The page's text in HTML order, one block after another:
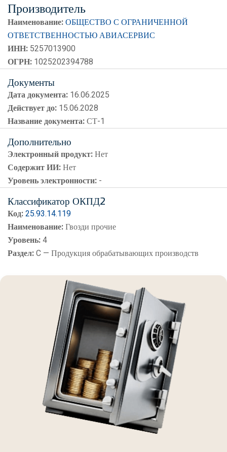
Производитель
Наименование:ОБЩЕСТВО С ОГРАНИЧЕННОЙ
ОТВЕТСТВЕННОСТЬЮ АВИАСЕРВИС
ИНН: 5257013900
ОГРН: 1025202394788
Документы
Дата документа: 16.06.2025
Действует до: 15.06.2028
Название документа:СТ-1
Дополнительно
Электронный продукт:Нет
Содержит ИИ:Нет
Уровень электронности: -
Классификатор ОКПД2
Код:25.93.14.119
Наименование:Гвозди прочие
Уровень:4
Раздел:C — Продукция обрабатывающих производств